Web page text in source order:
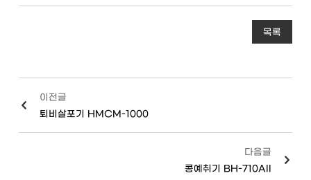
목록
이전글
퇴비살포기 HMCM-1000
다음글
콩예취기 BH-710AII